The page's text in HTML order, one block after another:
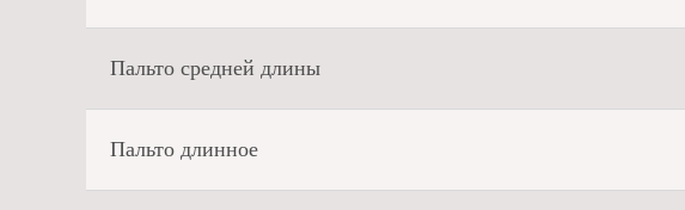
Пальто средней длины
Пальто длинное